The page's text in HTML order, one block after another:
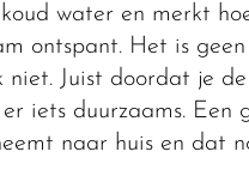
water en merkt
ontspant. Het is
niet. Juist doordat je
iets duurzaams. Een
naar huis en dat